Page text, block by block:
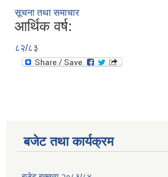
सूचना तथा समाचार
आर्थिक वर्ष:
८२/८३
बजेट तथा कार्यक्रम